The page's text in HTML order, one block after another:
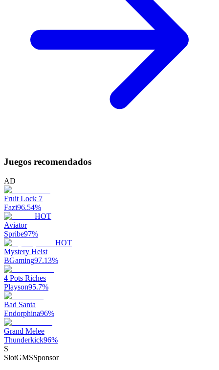
Juegos recomendados
AD
Fruit Lock 7
Fazi96.54%
HOT
Aviator
Spribe97%
HOT
Mystery Heist
BGaming97.13%
4 Pots Riches
Playson95.7%
Bad Santa
Endorphina96%
Grand Melee
Thunderkick96%
S
SlotGMSSponsor